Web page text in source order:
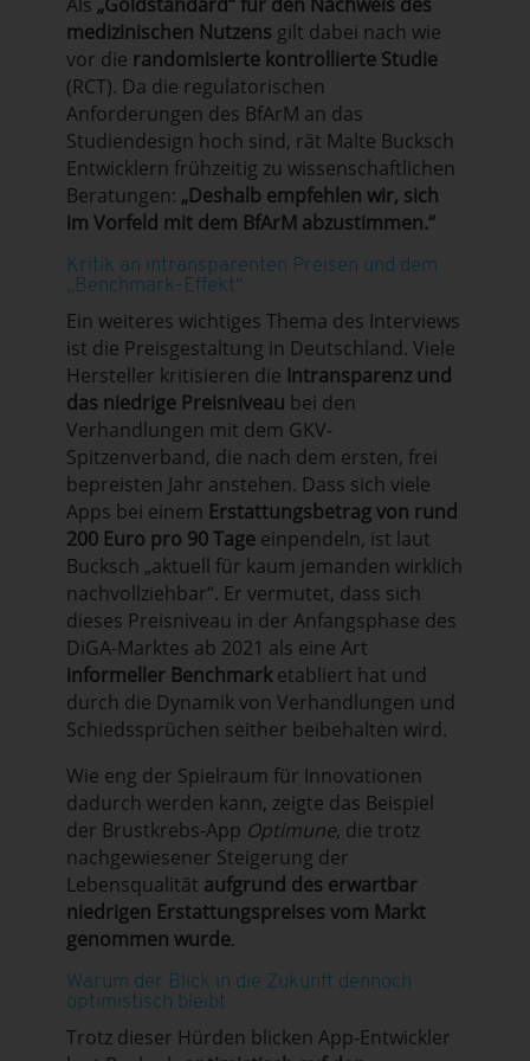
medizinischen Nutzens gilt dabei nach wie
vor die randomisierte kontrollierte Studie
(RCT). Da die regulatorischen
Anforderungen des BfArM an das
Studiendesign hoch sind, rät Malte Bucksch
Entwicklern frühzeitig zu wissenschaftlichen
Beratungen: „Deshalb empfehlen wir, sich
im Vorfeld mit dem BfArM abzustimmen.“
Kritik an intransparenten Preisen und dem
„Benchmark-Effekt“
Ein weiteres wichtiges Thema des Interviews
ist die Preisgestaltung in Deutschland. Viele
Hersteller kritisieren die Intransparenz und
das niedrige Preisniveau bei den
Verhandlungen mit dem GKV-
Spitzenverband, die nach dem ersten, frei
bepreisten Jahr anstehen. Dass sich viele
Apps bei einem Erstattungsbetrag von rund
200 Euro pro 90 Tage einpendeln, ist laut
Bucksch „aktuell für kaum jemanden wirklich
nachvollziehbar“. Er vermutet, dass sich
dieses Preisniveau in der Anfangsphase des
DiGA-Marktes ab 2021 als eine Art
informeller Benchmarketabliert hat und
durch die Dynamik von Verhandlungen und
Schiedssprüchen seither beibehalten wird.
Wie eng der Spielraum für Innovationen
dadurch werden kann, zeigte das Beispiel
der Brustkrebs-App Optimune, die trotz
nachgewiesener Steigerung der
Lebensqualität aufgrund des erwartbar
niedrigen Erstattungspreises vom Markt
genommen wurde.
Warum der Blick in die Zukunft dennoch
optimistisch bleibt
Trotz dieser Hürden blicken App-Entwickler